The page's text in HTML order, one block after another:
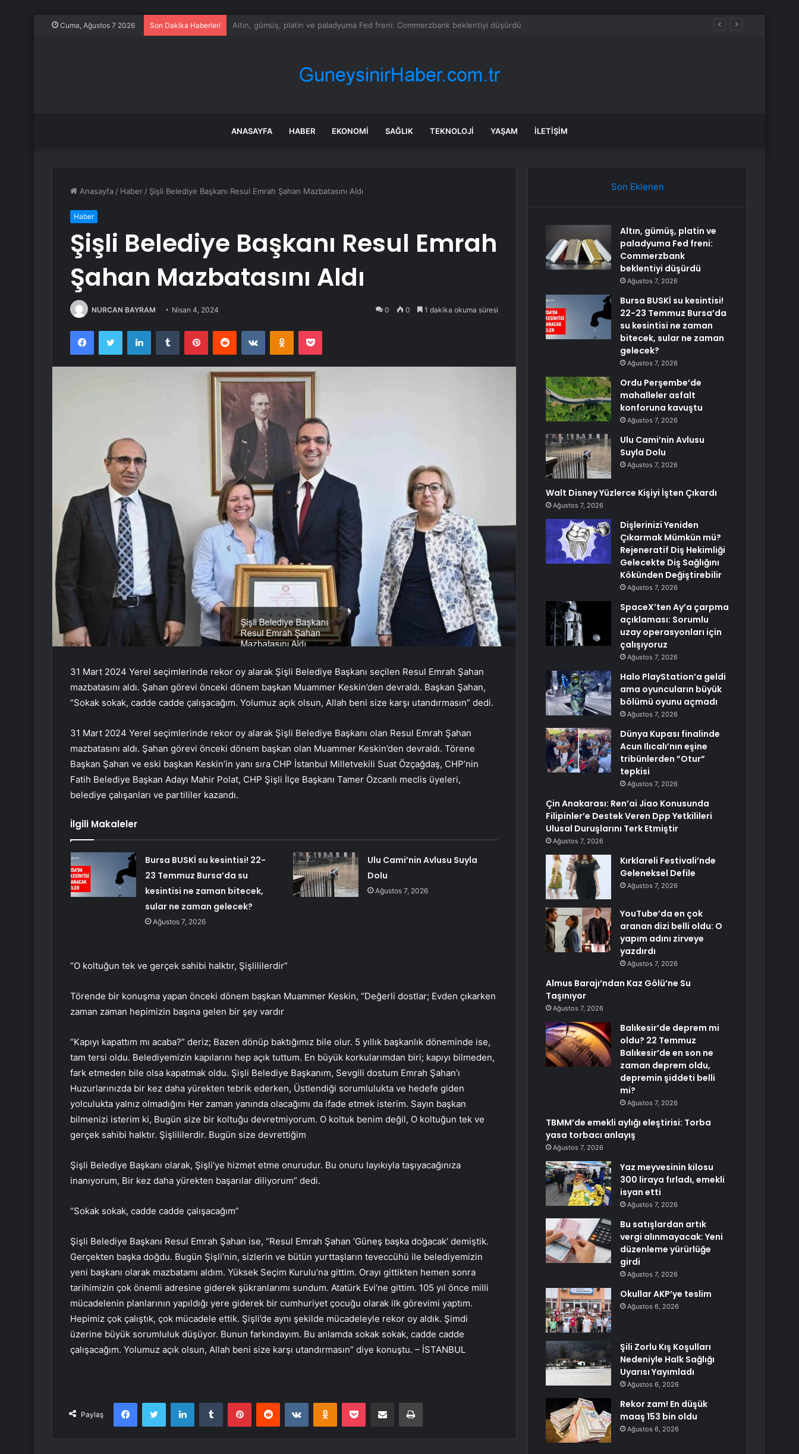
Cuma, Ağustos 7 2026 Son Dakika Haberleri Bursa BUSKİ su kesintisi! 22-23 Temmuz Bursa’da su kesintisi ne zaman bitecek, sular ne zaman gelecek?
ANASAYFA HABER EKONOMI SAĞLIK TEKNOLOJI YAŞAM İLETIŞIM
Anasayfa / Haber / Şişli Belediye Başkanı Resul Emrah Şahan Mazbatasını Aldı
Haber
Şişli Belediye Başkanı Resul Emrah
Şahan Mazbatasını Aldı
NURCAN BAYRAM Nisan 4, 2024 0 0 1 dakika okuma süresi
FacebookTwitter LinkedInTumblr PinterestReddit VKontakteOdnoklassniki
Pocket
31 Mart 2024 Yerel seçimlerinde rekor oy alarak Şişli Belediye Başkanı seçilen Resul Emrah Şahan
mazbatasını aldı. Şahan görevi önceki dönem başkan Muammer Keskin’den devraldı. Başkan Şahan,
“Sokak sokak, cadde cadde çalışacağım. Yolumuz açık olsun, Allah beni size karşı utandırmasın” dedi.
31 Mart 2024 Yerel seçimlerinde rekor oy alarak Şişli Belediye Başkanı olan Resul Emrah Şahan
mazbatasını aldı. Şahan görevi önceki dönem başkan olan Muammer Keskin’den devraldı. Törene
Başkan Şahan ve eski başkan Keskin’in yanı sıra CHP İstanbul Milletvekili Suat Özçağdaş, CHP’nin
Fatih Belediye Başkan Adayı Mahir Polat, CHP Şişli İlçe Başkanı Tamer Özcanlı meclis üyeleri,
belediye çalışanları ve partililer kazandı.
İlgili Makaleler
Bursa BUSKİ su kesintisi! 22-
23 Temmuz Bursa’da su
kesintisi ne zaman bitecek,
sular ne zaman gelecek?
Ağustos 7, 2026
Ulu Cami’nin Avlusu Suyla
Dolu
Ağustos 7, 2026
“O koltuğun tek ve gerçek sahibi halktır, Şişlililerdir”
Törende bir konuşma yapan önceki dönem başkan Muammer Keskin, “Değerli dostlar; Evden çıkarken
zaman zaman hepimizin başına gelen bir şey vardır
“Kapıyı kapattım mı acaba?” deriz; Bazen dönüp baktığımız bile olur. 5 yıllık başkanlık döneminde ise,
tam tersi oldu. Belediyemizin kapılarını hep açık tuttum. En büyük korkularımdan biri; kapıyı bilmeden,
fark etmeden bile olsa kapatmak oldu. Şişli Belediye Başkanım, Sevgili dostum Emrah Şahan’ı
Huzurlarınızda bir kez daha yürekten tebrik ederken, Üstlendiği sorumlulukta ve hedefe giden
yolculukta yalnız olmadığını Her zaman yanında olacağımı da ifade etmek isterim. Sayın başkan
bilmenizi isterim ki, Bugün size bir koltuğu devretmiyorum. O koltuk benim değil, O koltuğun tek ve
gerçek sahibi halktır. Şişlililerdir. Bugün size devrettiğim
Şişli Belediye Başkanı olarak, Şişli’ye hizmet etme onurudur. Bu onuru layıkıyla taşıyacağınıza
inanıyorum, Bir kez daha yürekten başarılar diliyorum” dedi.
“Sokak sokak, cadde cadde çalışacağım”
Şişli Belediye Başkanı Resul Emrah Şahan ise, “Resul Emrah Şahan ‘Güneş başka doğacak’ demiştik.
Gerçekten başka doğdu. Bugün Şişli’nin, sizlerin ve bütün yurttaşların teveccühü ile belediyemizin
yeni başkanı olarak mazbatamı aldım. Yüksek Seçim Kurulu’na gittim. Orayı gittikten hemen sonra
tarihimizin çok önemli adresine giderek şükranlarımı sundum. Atatürk Evi’ne gittim. 105 yıl önce milli
mücadelenin planlarının yapıldığı yere giderek bir cumhuriyet çocuğu olarak ilk görevimi yaptım.
Hepimiz çok çalıştık, çok mücadele ettik. Şişli’de aynı şekilde mücadeleyle rekor oy aldık. Şimdi
üzerine büyük sorumluluk düşüyor. Bunun farkındayım. Bu anlamda sokak sokak, cadde cadde
çalışacağım. Yolumuz açık olsun, Allah beni size karşı utandırmasın” diye konuştu. – İSTANBUL
Paylaş
FacebookTwitter LinkedInTumblr PinterestReddit VKontakteOdnoklassniki
Pocket E-Posta ile paylaş Yazdır
Son Eklenen
Altın, gümüş, platin ve
paladyuma Fed freni:
Commerzbank
beklentiyi düşürdü
Ağustos 7, 2026
Bursa BUSKİ su kesintisi!
22-23 Temmuz Bursa’da
su kesintisi ne zaman
bitecek, sular ne zaman
gelecek?
Ağustos 7, 2026
Ordu Perşembe’de
mahalleler asfalt
konforuna kavuştu
Ağustos 7, 2026
Ulu Cami’nin Avlusu
Suyla Dolu
Ağustos 7, 2026
Walt Disney Yüzlerce Kişiyi İşten Çıkardı
Ağustos 7, 2026
Dişlerinizi Yeniden
Çıkarmak Mümkün mü?
Rejeneratif Diş Hekimliği
Gelecekte Diş Sağlığını
Kökünden Değiştirebilir
Ağustos 7, 2026
SpaceX’ten Ay’a çarpma
açıklaması: Sorumlu
uzay operasyonları için
çalışıyoruz
Ağustos 7, 2026
Halo PlayStation’a geldi
ama oyuncuların büyük
bölümü oyunu açmadı
Ağustos 7, 2026
Dünya Kupası finalinde
Acun Ilıcalı’nın eşine
tribünlerden ”Otur”
tepkisi
Ağustos 7, 2026
Çin Anakarası: Ren’ai Jiao Konusunda
Filipinler’e Destek Veren Dpp Yetkilileri
Ulusal Duruşlarını Terk Etmiştir
Ağustos 7, 2026
Kırklareli Festivali’nde
Geleneksel Defile
Ağustos 7, 2026
YouTube’da en çok
aranan dizi belli oldu: O
yapım adını zirveye
yazdırdı
Ağustos 7, 2026
Almus Barajı’ndan Kaz Gölü’ne Su
Taşınıyor
Ağustos 7, 2026
Balıkesir’de deprem mi
oldu? 22 Temmuz
Balıkesir’de en son ne
zaman deprem oldu,
depremin şiddeti belli
mi?
Ağustos 7, 2026
TBMM’de emekli aylığı eleştirisi: Torba
yasa torbacı anlayış
Ağustos 7, 2026
Yaz meyvesinin kilosu
300 liraya fırladı, emekli
isyan etti
Ağustos 7, 2026
Bu satışlardan artık
vergi alınmayacak: Yeni
düzenleme yürürlüğe
girdi
Ağustos 7, 2026
Okullar AKP’ye teslim
Ağustos 6, 2026
Şili Zorlu Kış Koşulları
Nedeniyle Halk Sağlığı
Uyarısı Yayımladı
Ağustos 6, 2026
Rekor zam! En düşük
maaş 153 bin oldu
Ağustos 6, 2026